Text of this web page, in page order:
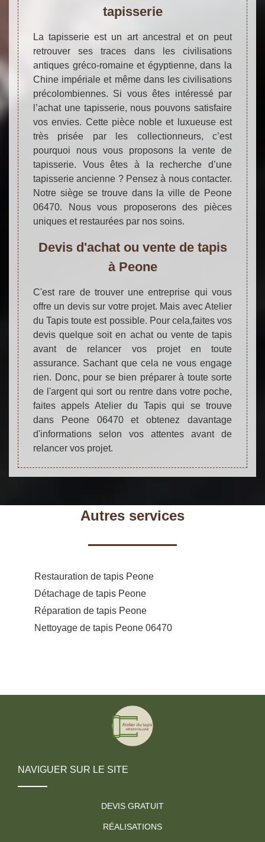
tapisserie
La tapisserie est un art ancestral et on peut
retrouver ses traces dans les civilisations
antiques gréco-romaine et égyptienne, dans la
Chine impériale et même dans les civilisations
précolombiennes. Si vous êtes intéressé par
l’achat une tapisserie, nous pouvons satisfaire
vos envies. Cette pièce noble et luxueuse est
très prisée par les collectionneurs, c’est
pourquoi nous vous proposons la vente de
tapisserie. Vous êtes à la recherche d’une
tapisserie ancienne ? Pensez à nous contacter.
Notre siège se trouve dans la ville de Peone
06470. Nous vous proposerons des pièces
uniques et restaurées par nos soins.
Devis d'achat ou vente de tapis
à Peone
C'est rare de trouver une entreprise qui vous
offre un devis sur votre projet. Mais avec Atelier
du Tapis toute est possible. Pour cela,faites vos
devis quelque soit en achat ou vente de tapis
avant de relancer vos projet en toute
assurance. Sachant que cela ne vous engage
rien. Donc, pour se bien préparer à toute sorte
de l'argent qui sort ou rentre dans votre poche,
faites appels Atelier du Tapis qui se trouve
dans Peone 06470 et obtenez davantage
d'informations selon vos attentes avant de
relancer vos projet.
Autres services
Restauration de tapis Peone
Détachage de tapis Peone
Réparation de tapis Peone
Nettoyage de tapis Peone 06470
NAVIGUER SUR LE SITE
DEVIS GRATUIT
RÉALISATIONS